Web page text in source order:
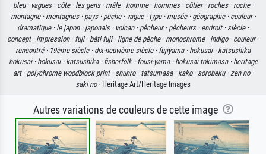
bleu · vagues · côte · les gens · mâle · homme · hommes · côtier · roches · roche ·
montagne · montagnes · pays · pêche · vague · type · musée · géographie · couleur ·
dramatique · le japon · japonais · volcan · pêcheur · pêcheurs · endroit · siècle ·
concept · impression · fuji · bâti fuji · ligne de pêche · monochrome · indigo · couleur ·
rencontré · 19ème siècle · dix-neuvième siècle · fujiyama · hokusai · katsushika
hokusai · hokusai · katsushika · fisherfolk · fousi-yama · hokusai tokimasa · heritage
art · polychrome woodblock print · shunro · tatsumasa · kako · sorobeku ·zen no ·
saki no· Heritage Art/Heritage Images
Autres variations de couleurs de cette image